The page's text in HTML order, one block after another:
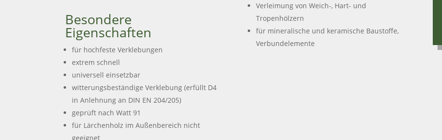
Besondere
Eigenschaften
für hochfeste Verklebungen
extrem schnell
universell einsetzbar
witterungsbeständige Verklebung (erfüllt D4
in Anlehnung an DIN EN 204/205)
geprüft nach Watt 91
für Lärchenholz im Außenbereich nicht
geeignet
Verleimung von Weich-, Hart- und
Tropenhölzern
für mineralische und keramische Baustoffe,
Verbundelemente